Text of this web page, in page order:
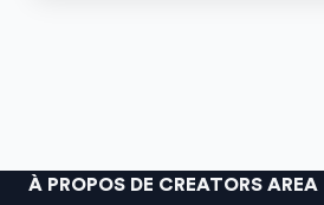
À PROPOS DE CREATORS AREA